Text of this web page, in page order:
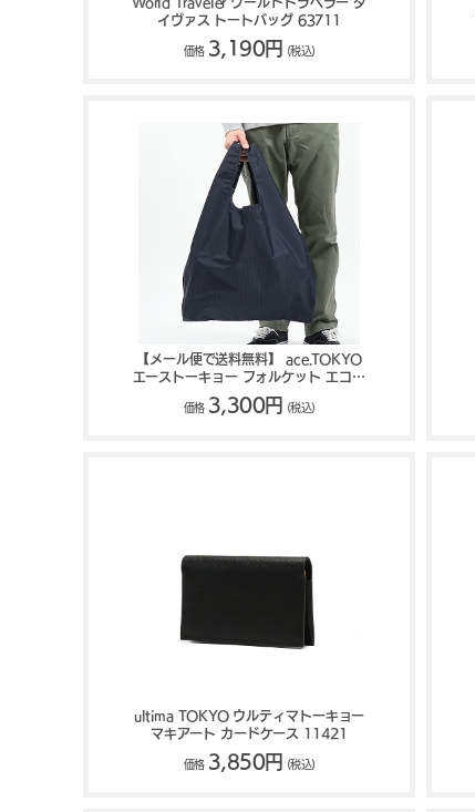
イヴァス トートバッグ 63711
価格 3,190円 (税込)
【メール便で送料無料】 ace.TOKYO
エーストーキョー フォルケット エコバ
ッグ 19L 67151
価格 3,300円 (税込)
ultima TOKYO ウルティマトーキョー
マキアート カードケース 11421
価格 3,850円 (税込)